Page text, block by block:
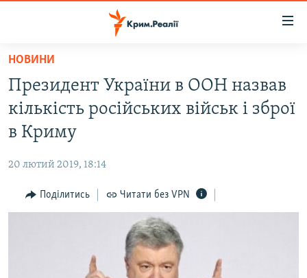
Перейти
основного
матеріалу
Перейти
до
основної
Перейти
до
ВОДА.КРИМ
ВІДЕО ТА ФОТО
БЛОГИ
ПОГЛЯД
СПЕЦПРОЕКТИ
НОВИНИ
Президент України в ООН назвав
кількість російських військ і зброї
в Криму
20 лютий 2019, 18:14
Поділитись Читати без VPN